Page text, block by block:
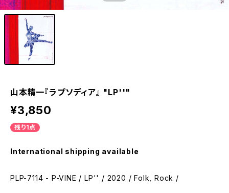
山本精一『ラプソディア』 "LP''"
¥3,850
残り1点
International shipping available
PLP-7114 - P-VINE / LP'' / 2020 / Folk, Rock /